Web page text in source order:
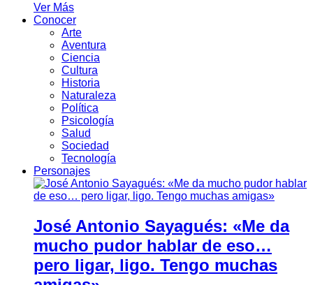
Ver Más
Conocer
Arte
Aventura
Ciencia
Cultura
Historia
Naturaleza
Política
Psicología
Salud
Sociedad
Tecnología
Personajes
José Antonio Sayagués: «Me da
mucho pudor hablar de eso…
pero ligar, ligo. Tengo muchas